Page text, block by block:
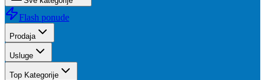
Flash ponude
Prodaja
Usluge
Top Kategorije